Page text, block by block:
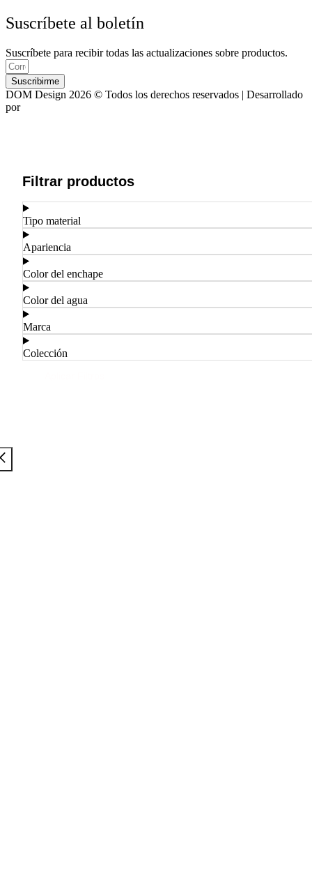
Suscríbete al boletín
Suscríbete para recibir todas las actualizaciones sobre productos.
Suscribirme
DOM Design 2026 © Todos los derechos reservados | Desarrollado
por
Filtrar productos
Tipo material
Apariencia
Color del enchape
Color del agua
Marca
Colección